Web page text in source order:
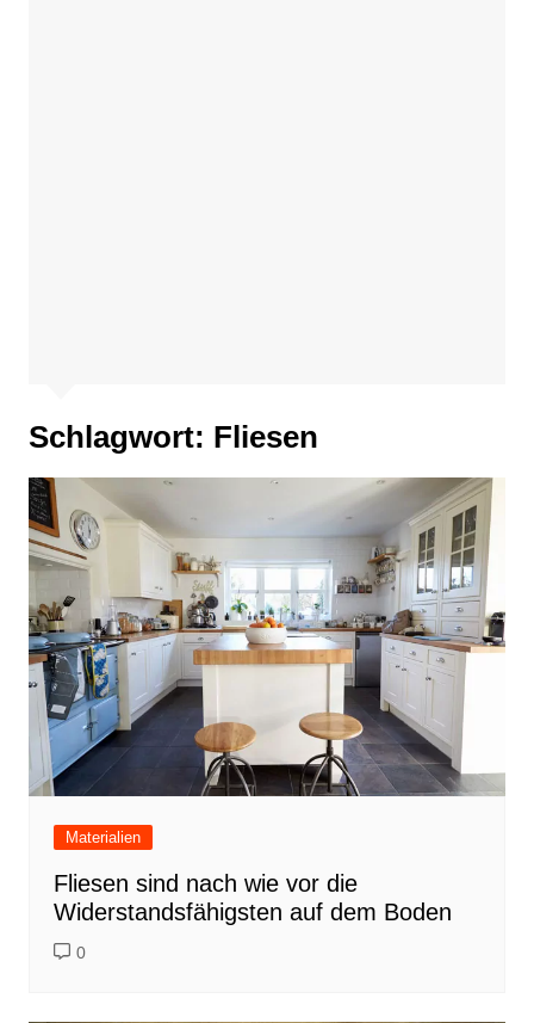
Schlagwort: Fliesen
Materialien
Fliesen sind nach wie vor die
Widerstandsfähigsten auf dem Boden
0